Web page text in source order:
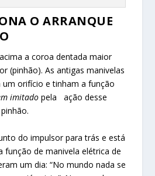
O ARRANQUE
a coroa dentada maior
(pinhão). As antigas manivelas
orifício e tinham a função
imitado pela ação desse
do impulsor para trás e está
função de manivela elétrica de
um dia: “No mundo nada se